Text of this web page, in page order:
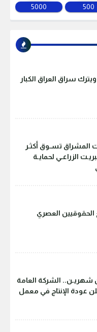
500
5000
سراق العراق الكبار
المشراق تسـوق أكثـر
الزراعـي لحمايـة
العصري
شهريـن.. الشركة العامة
عودة الإنتاج في معمل